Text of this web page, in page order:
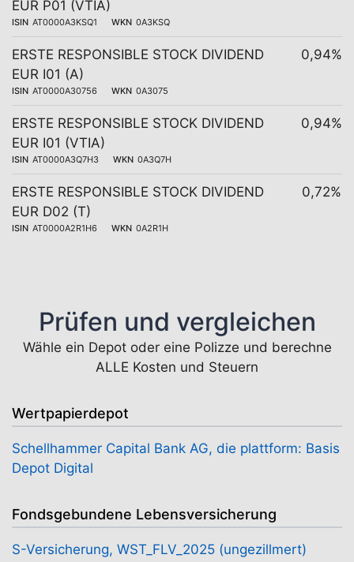
EUR P01 (VTIA)
ISIN AT0000A3KSQ1 WKN 0A3KSQ
ERSTE RESPONSIBLE STOCK DIVIDEND
EUR I01 (A)
ISIN AT0000A30756 WKN 0A3075
0,94%
ERSTE RESPONSIBLE STOCK DIVIDEND
EUR I01 (VTIA)
ISIN AT0000A3Q7H3 WKN 0A3Q7H
0,94%
ERSTE RESPONSIBLE STOCK DIVIDEND
EUR D02 (T)
ISIN AT0000A2R1H6 WKN 0A2R1H
0,72%
Prüfen und vergleichen
Wähle ein Depot oder eine Polizze und berechne
ALLE Kosten und Steuern
Wertpapierdepot
Schellhammer Capital Bank AG, die plattform: Basis
Depot Digital
Fondsgebundene Lebensversicherung
S-Versicherung, WST_FLV_2025 (ungezillmert)